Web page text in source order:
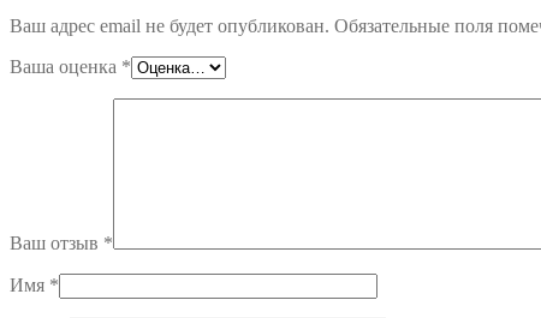
Ваш адрес email не будет опубликован. Обязательные поля
Ваша оценка *
Ваш отзыв *
Имя *